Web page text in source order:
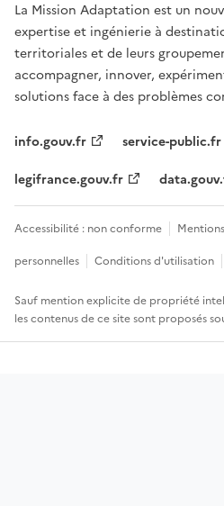
La Mission Adaptation est un
expertise et ingénierie à
territoriales et de leurs
accompagner, innover,
solutions face à des problèmes
info.gouv.fr
service-public.fr
legifrance.gouv.fr
Accessibilité : non conforme
personnelles
Conditions d'utilisation
Sauf mention explicite de propriété
les contenus de ce site sont proposés